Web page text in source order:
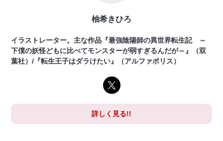
柚希きひろ
イラストレーター。主な作品『最強陰陽師の異世界転生記 ～
下僕の妖怪どもに比べてモンスターが弱すぎるんだが～』（双
葉社）/『転生王子はダラけたい』（アルファポリス）
詳しく見る!!